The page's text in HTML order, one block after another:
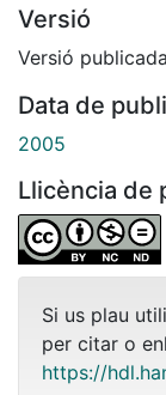
Versió
Versió publicada
Data de
2005
Llicència de
Si us plau
per citar o
https://